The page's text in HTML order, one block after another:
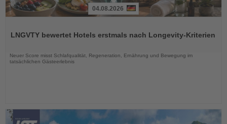
die
04.08.2026
LNGVTY bewertet Hotels erstmals nach Longevity-Kriterien
Neuer Score misst Schlafqualität, Regeneration, Ernährung und Bewegung im
tatsächlichen Gästeerlebnis